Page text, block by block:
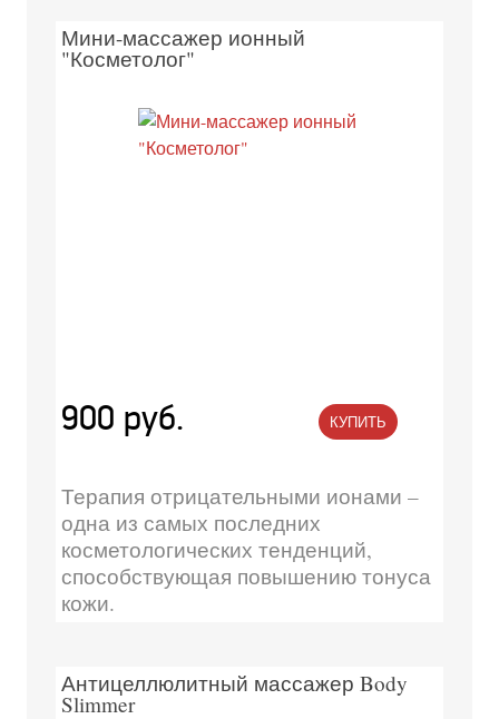
Мини-массажер ионный
"Косметолог"
900 руб. КУПИТЬ
Терапия отрицательными ионами –
одна из самых последних
косметологических тенденций,
способствующая повышению тонуса
кожи.
Антицеллюлитный массажер Body
Slimmer